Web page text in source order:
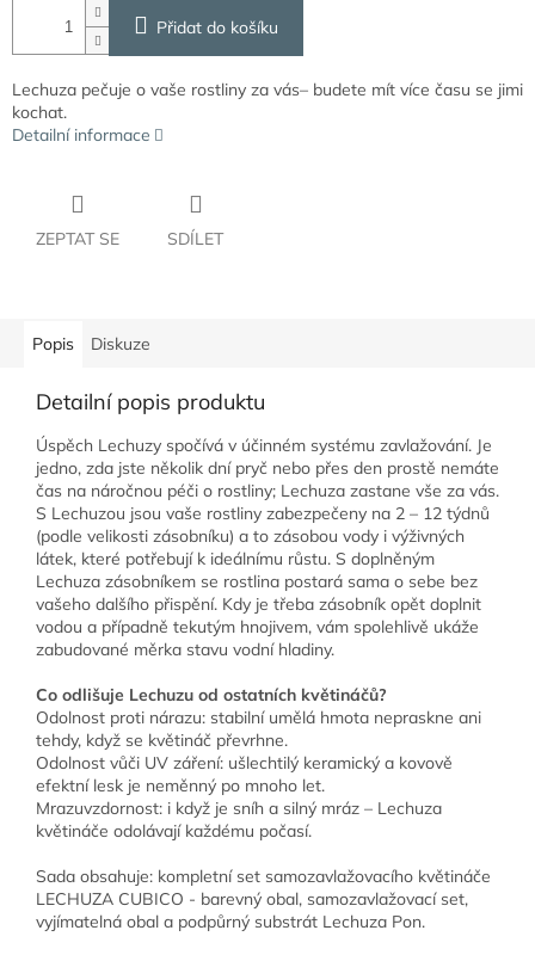
Přidat do košíku
Lechuza pečuje o vaše rostliny za vás– budete mít více času se jimi
kochat.
Detailní informace
ZEPTAT SE SDÍLET
Popis Diskuze
Detailní popis produktu
Úspěch Lechuzy spočívá v účinném systému zavlažování. Je
jedno, zda jste několik dní pryč nebo přes den prostě nemáte
čas na náročnou péči o rostliny; Lechuza zastane vše za vás.
S Lechuzou jsou vaše rostliny zabezpečeny na 2 – 12 týdnů
(podle velikosti zásobníku) a to zásobou vody i výživných
látek, které potřebují k ideálnímu růstu. S doplněným
Lechuza zásobníkem se rostlina postará sama o sebe bez
vašeho dalšího přispění. Kdy je třeba zásobník opět doplnit
vodou a případně tekutým hnojivem, vám spolehlivě ukáže
zabudované měrka stavu vodní hladiny.
Co odlišuje Lechuzu od ostatních květináčů?
Odolnost proti nárazu: stabilní umělá hmota nepraskne ani
tehdy, když se květináč převrhne.
Odolnost vůči UV záření: ušlechtilý keramický a kovově
efektní lesk je neměnný po mnoho let.
Mrazuvzdornost: i když je sníh a silný mráz – Lechuza
květináče odolávají každému počasí.
Sada obsahuje: kompletní set samozavlažovacího květináče
LECHUZA CUBICO - barevný obal, samozavlažovací set,
vyjímatelná obal a podpůrný substrát Lechuza Pon.